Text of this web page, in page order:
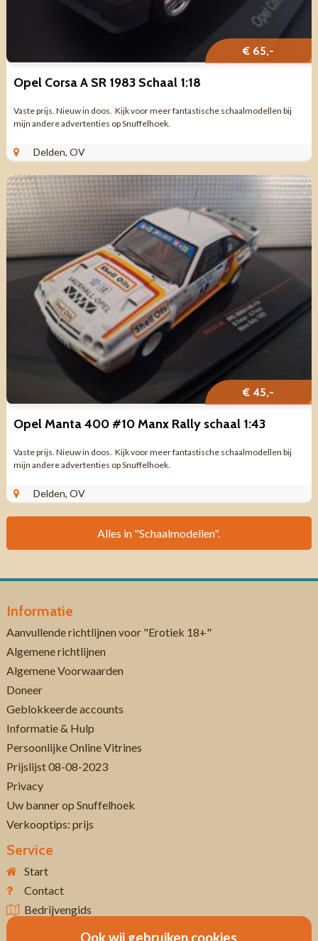
€ 65,-
Opel Corsa A SR 1983 Schaal 1:18
Vaste prijs. Nieuw in doos. Kijk voor meer fantastische schaalmodellen bij
mijn andere advertenties op Snuffelhoek.
Delden, OV
€ 45,-
Opel Manta 400 #10 Manx Rally schaal 1:43
Vaste prijs. Nieuw in doos. Kijk voor meer fantastische schaalmodellen bij
mijn andere advertenties op Snuffelhoek.
Delden, OV
Alles in "Schaalmodellen".
Informatie
Aanvullende richtlijnen voor "Erotiek 18+"
Algemene richtlijnen
Algemene Voorwaarden
Doneer
Geblokkeerde accounts
Informatie & Hulp
Persoonlijke Online Vitrines
Prijslijst 08-08-2023
Privacy
Uw banner op Snuffelhoek
Verkooptips: prijs
Service
Start
Contact
Bedrijvengids
Ook wij gebruiken cookies